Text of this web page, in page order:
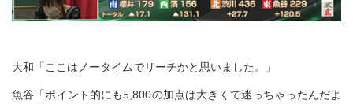
大和「ここはノータイムでリーチかと思いました。」
魚谷「ポイント的にも5,800の加点は大きくて迷っちゃったんだよ